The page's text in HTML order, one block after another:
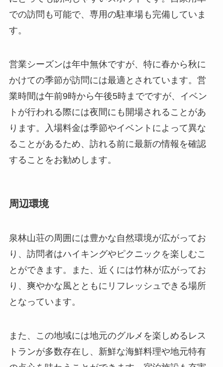
かけての季節が訪問には最適とされています。営
業時間は午前9時から午後5時までですが、イベン
ることがあるため、訪れる前に最新の情報を確認
することをお勧めします。
周辺環境
泉林山荘の周囲には豊かな自然環境が広がってお
とができます。また、近くには竹林が広がってお
また、この地域には地元のグルメを楽しめるレス
トランが多数存在し、新鮮な海鮮料理や地元特有
の点心を味わうことができます。宿泊施設も充実
中山の他の観光スポットへも足を伸ばしやすい立
地にあります。